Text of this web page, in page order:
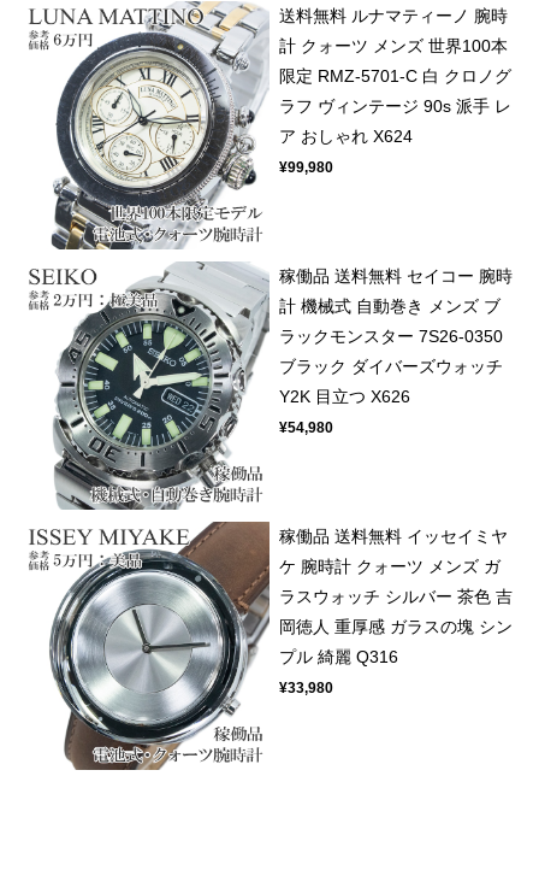
送料無料 ルナマティーノ 腕時
計 クォーツ メンズ 世界100本
限定 RMZ-5701-C 白 クロノグ
ラフ ヴィンテージ 90s 派手 レ
ア おしゃれ X624
¥99,980
稼働品 送料無料 セイコー 腕時
計 機械式 自動巻き メンズ ブ
ラックモンスター 7S26-0350
ブラック ダイバーズウォッチ
Y2K 目立つ X626
¥54,980
稼働品 送料無料 イッセイミヤ
ケ 腕時計 クォーツ メンズ ガ
ラスウォッチ シルバー 茶色 吉
岡徳人 重厚感 ガラスの塊 シン
プル 綺麗 Q316
¥33,980